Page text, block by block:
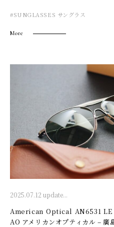
#SUNGLASSES サングラス
More
2025.07.12 update...
American Optical AN6531
AO アメリカンオプティカル – 廣